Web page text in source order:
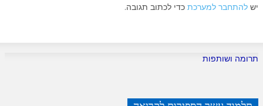
יש להתחבר למערכת כדי לכתוב תגובה.
תרומה ושותפות